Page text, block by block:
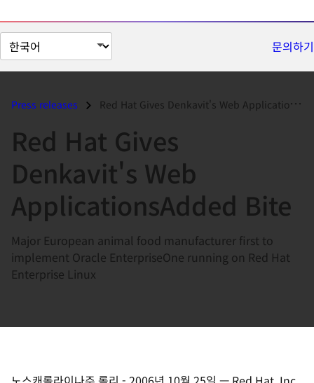
페
이
문의하기
Press releases Red Hat Gives Denkavit's Web ApplicationsAdded Bite...
Red Hat Gives
Denkavit's Web
ApplicationsAdded Bite
Major European animal food manufacturer first to
implement Oracle EnterpriseOne running on Red Hat
Enterprise Linux